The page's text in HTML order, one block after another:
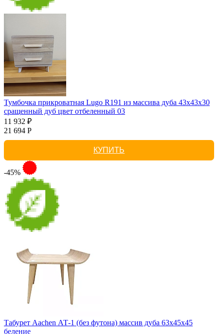
Тумбочка прикроватная Lugo R191 из массива дуба 43х43х30
сращенный дуб цвет отбеленный 03
11 932 ₽
21 694 Р
КУПИТЬ
-45%
Табурет Aachen АТ-1 (без футона) массив дуба 63х45х45
беление